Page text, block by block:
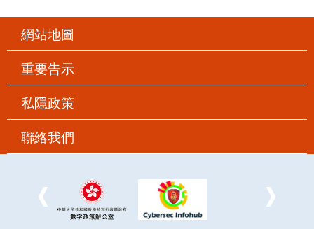
網站地圖
重要告示
私隱政策
聯絡我們